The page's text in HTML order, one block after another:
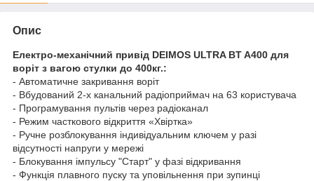
Опис
Електро-механічний привід DEIMOS ULTRA BT A400 для
воріт з вагою стулки до 400кг.:
- Автоматичне закривання воріт
- Вбудований 2-х канальний радіоприймач на 63 користувача
- Програмування пультів через радіоканал
- Режим часткового відкриття «Хвіртка»
- Ручне розблокування індивідуальним ключем у разі
відсутності напруги у мережі
- Блокування імпульсу "Старт" у фазі відкривання
- Функція плавного пуску та уповільнення при зупинці